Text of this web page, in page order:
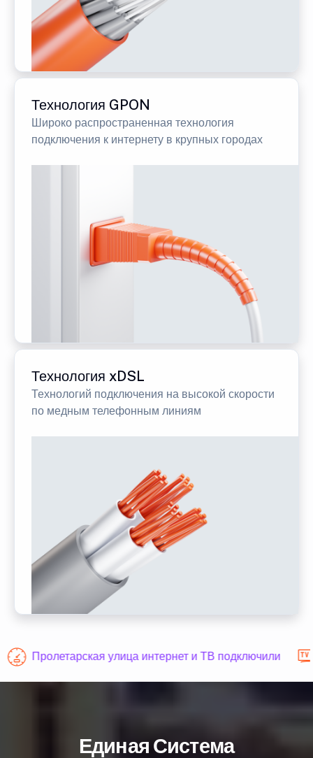
Технология GPON
Широко распространенная технология
подключения к интернету в крупных городах
Технология xDSL
Технологий подключения на высокой скорости
по медным телефонным линиям
Пролетарская улица интернет и ТВ подключили
Единая Система